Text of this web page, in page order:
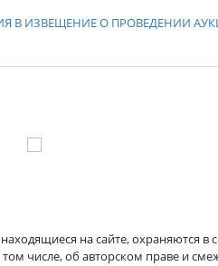
В ИЗВЕЩЕНИЕ О ПРОВЕДЕНИИ
на сайте, охраняются в
числе, об авторском праве и